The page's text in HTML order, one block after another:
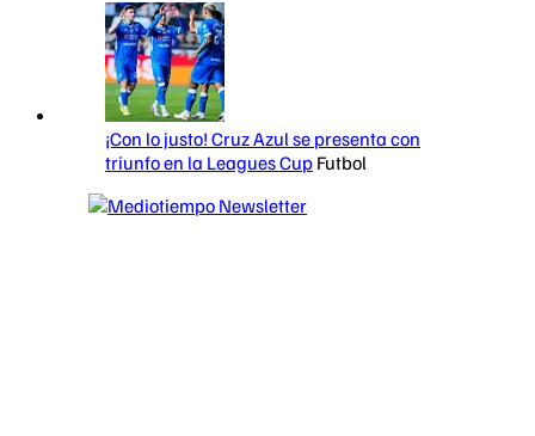
¡Con lo justo! Cruz Azul se presenta con
triunfo en la Leagues Cup Futbol